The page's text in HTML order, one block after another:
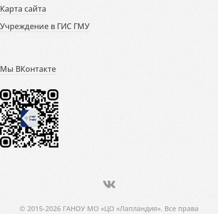
Карта сайта
Учреждение в ГИС ГМУ
Мы ВКонтакте
© 2015-2026 ГАНОУ МО «ЦО «Лапландия». Все права